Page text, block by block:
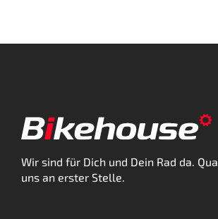
Wir sind für Dich und Dein Rad da.
uns an erster Stelle.